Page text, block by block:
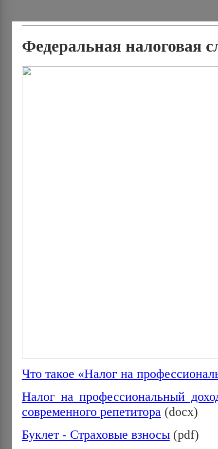
Федеральная налоговая
Что такое «Налог на
Налог на профессиональный
современного репетитора (docx)
Буклет - Страховые взносы(pdf)